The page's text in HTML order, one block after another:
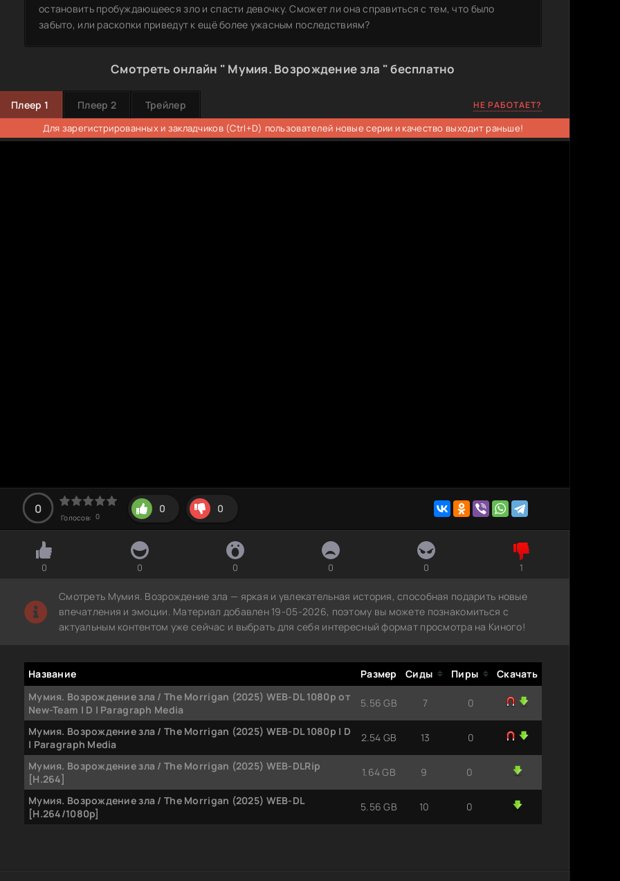
остановить пробуждающееся зло и спасти девочку. Сможет ли она справиться с тем, что было
забыто, или раскопки приведут к ещё более ужасным последствиям?
Смотреть онлайн " Мумия. Возрождение зла " бесплатно
Плеер 1 Плеер 2 Трейлер НЕ РАБОТАЕТ?
Для зарегистрированных и закладчиков (Ctrl+D) пользователей новые серии и качество выходит раньше!
0
Голосов: 0
0 0
0 0 0 0 0 1
Смотреть Мумия. Возрождение зла — яркая и увлекательная история, способная подарить новые
впечатления и эмоции. Материал добавлен 19-05-2026, поэтому вы можете познакомиться с
актуальным контентом уже сейчас и выбрать для себя интересный формат просмотра на Киного!
Название Размер Сиды Пиры
Скачать
Мумия. Возрождение зла / The Morrigan (2025) WEB-DL 1080p от
New-Team | D | Paragraph Media
5.56 GB 7 0
Мумия. Возрождение зла / The Morrigan (2025) WEB-DL 1080p | D
| Paragraph Media
2.54 GB 13 0
Мумия. Возрождение зла / The Morrigan (2025) WEB-DLRip
[H.264]
1.64 GB 9 0
Мумия. Возрождение зла / The Morrigan (2025) WEB-DL
[H.264/1080p]
5.56 GB 10 0